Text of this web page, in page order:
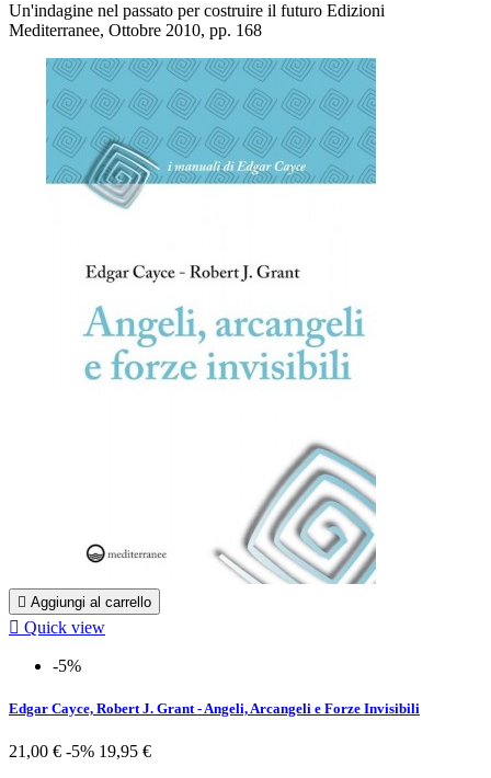
Un'indagine nel passato per costruire il futuro Edizioni
Mediterranee, Ottobre 2010, pp. 168
 Aggiungi al carrello
 Quick view
-5%
Edgar Cayce, Robert J. Grant - Angeli, Arcangeli e Forze Invisibili
21,00 € -5% 19,95 €